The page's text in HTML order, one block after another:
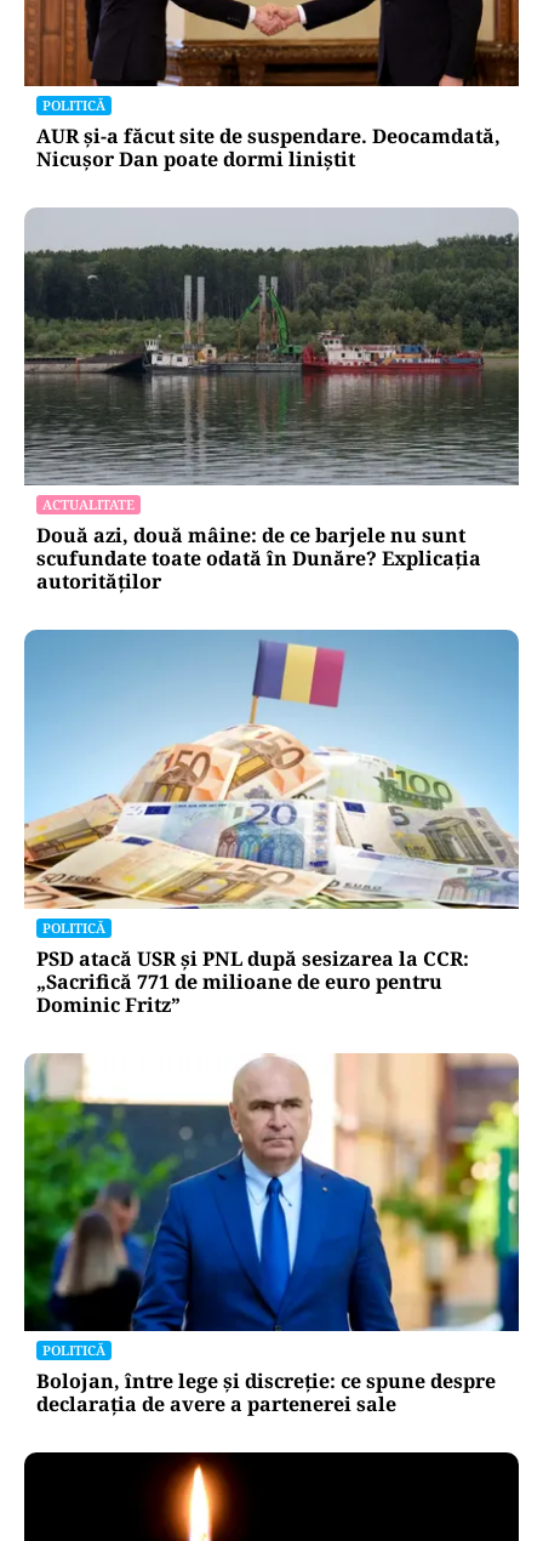
POLITICĂ
AUR și-a făcut site de suspendare. Deocamdată,
Nicușor Dan poate dormi liniștit
ACTUALITATE
Două azi, două mâine: de ce barjele nu sunt
scufundate toate odată în Dunăre? Explicația
autorităților
POLITICĂ
PSD atacă USR și PNL după sesizarea la CCR:
„Sacrifică 771 de milioane de euro pentru
Dominic Fritz”
POLITICĂ
Bolojan, între lege și discreție: ce spune despre
declarația de avere a partenerei sale